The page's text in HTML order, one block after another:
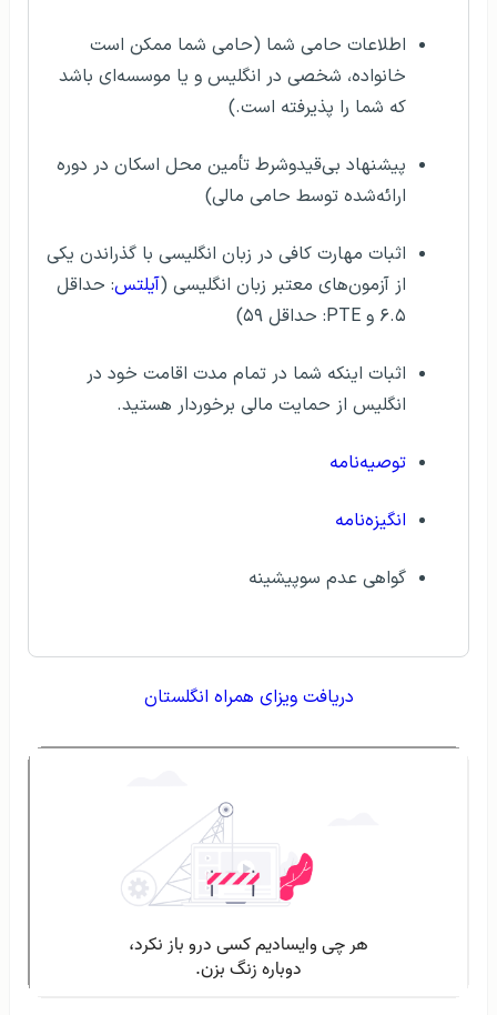
اطلاعات حامی شما (حامی شما ممکن است
خانواده، شخصی در انگلیس و یا موسسه‌ای باشد
که شما را پذیرفته است.)
پیشنهاد بی‌قیدوشرط تأمین محل اسکان در دوره
ارائه‌شده توسط حامی مالی)
اثبات مهارت کافی در زبان انگلیسی با گذراندن یکی
از آزمون‌های معتبر زبان انگلیسی (آیلتس: حداقل
۶.۵ و PTE: حداقل ۵۹)
اثبات اینكه شما در تمام مدت اقامت خود در
انگلیس از حمایت مالی برخوردار هستید.
توصیه‌نامه
انگیزه‌نامه
گواهی عدم سوپیشینه
دریافت ویزای همراه انگلستان